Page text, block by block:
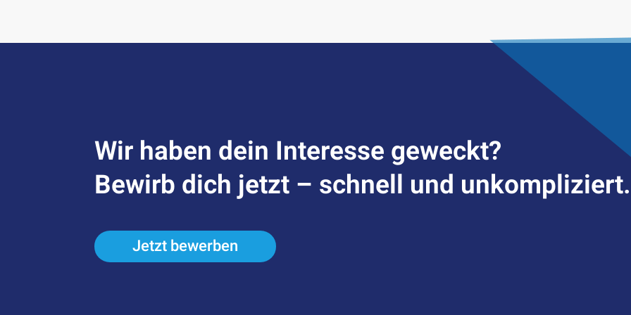
Wir haben dein Inter­esse geweckt?
Bewirb dich jetzt – schnell und unkompliziert.
Jetzt bewerben